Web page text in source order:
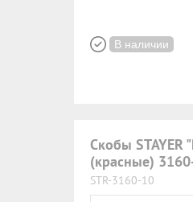
В наличии
Скобы STAYER
(красные)
STR-3160-10